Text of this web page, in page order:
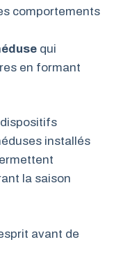
comportements
qui
en formant
installés
la saison
avant de